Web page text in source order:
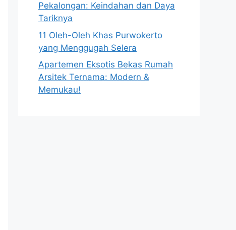
Pekalongan: Keindahan dan Daya
Tariknya
11 Oleh-Oleh Khas Purwokerto
yang Menggugah Selera
Apartemen Eksotis Bekas Rumah
Arsitek Ternama: Modern &
Memukau!